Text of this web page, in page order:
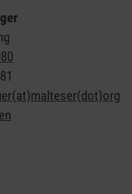
sie Menschen
einfache
Hilfe holen
können.
aufgebaut und
vier und 16